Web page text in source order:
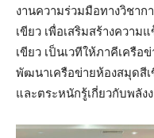
งานความร่วมมือทางวิชา
เขียว เพื่อเสริมสร้างควา
เขียว เป็นเวทีให้ภาคีเครื
พัฒนาเครือข่ายห้องสมุดสีเ
และตระหนักรู้เกี่ยวกับพลัง